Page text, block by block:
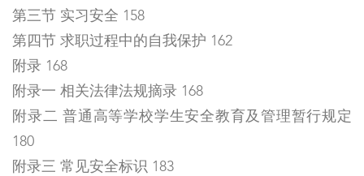
第三节 实习安全 158
第四节 求职过程中的自我保护 162
附录 168
附录一 相关法律法规摘录 168
附录二 普通高等学校学生安全教育及管理暂行规定
180
附录三 常见安全标识 183